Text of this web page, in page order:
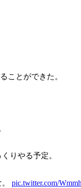
ことができた。
りやる予定。
pic.twitter.com/